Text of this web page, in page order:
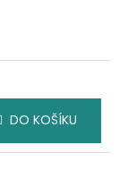
DO KOŠÍKU